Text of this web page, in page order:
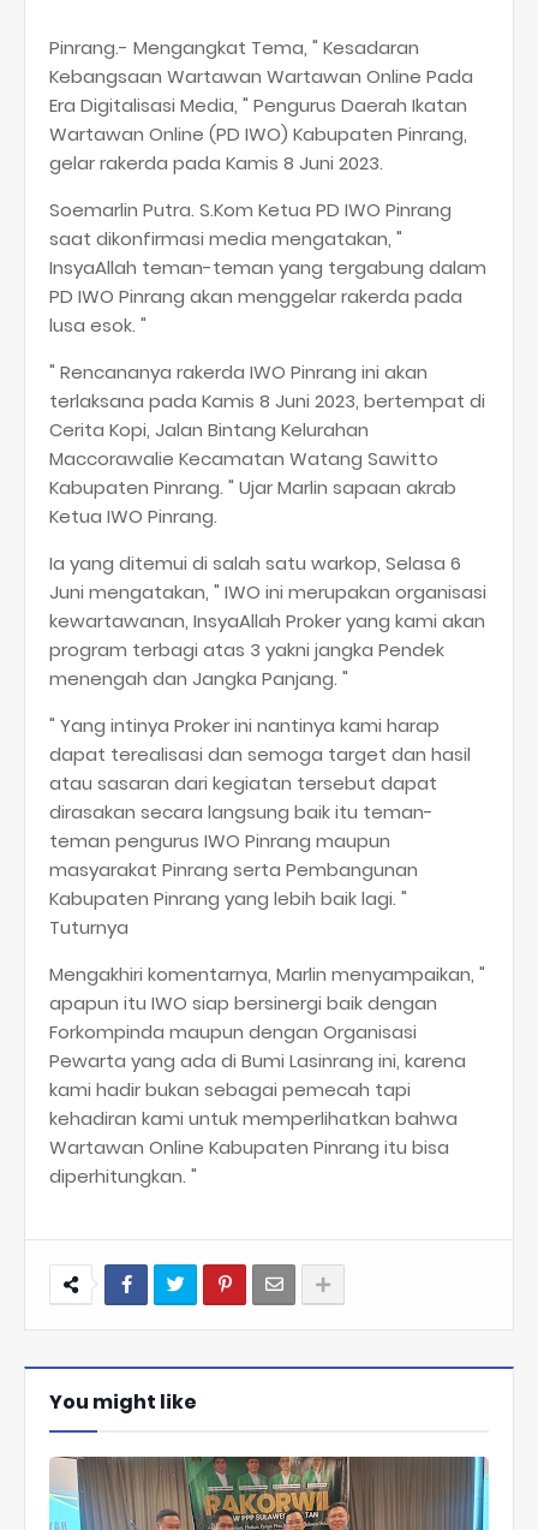
Pinrang.- Mengangkat Tema, " Kesadaran
Kebangsaan Wartawan Wartawan Online Pada
Era Digitalisasi Media, " Pengurus Daerah Ikatan
Wartawan Online (PD IWO) Kabupaten Pinrang,
gelar rakerda pada Kamis 8 Juni 2023.
Soemarlin Putra. S.Kom Ketua PD IWO Pinrang
saat dikonfirmasi media mengatakan, "
InsyaAllah teman-teman yang tergabung dalam
PD IWO Pinrang akan menggelar rakerda pada
lusa esok. "
" Rencananya rakerda IWO Pinrang ini akan
terlaksana pada Kamis 8 Juni 2023, bertempat di
Cerita Kopi, Jalan Bintang Kelurahan
Maccorawalie Kecamatan Watang Sawitto
Kabupaten Pinrang. " Ujar Marlin sapaan akrab
Ketua IWO Pinrang.
Ia yang ditemui di salah satu warkop, Selasa 6
Juni mengatakan, " IWO ini merupakan organisasi
kewartawanan, InsyaAllah Proker yang kami akan
program terbagi atas 3 yakni jangka Pendek
menengah dan Jangka Panjang. "
" Yang intinya Proker ini nantinya kami harap
dapat terealisasi dan semoga target dan hasil
atau sasaran dari kegiatan tersebut dapat
dirasakan secara langsung baik itu teman-
teman pengurus IWO Pinrang maupun
masyarakat Pinrang serta Pembangunan
Kabupaten Pinrang yang lebih baik lagi. "
Tuturnya
Mengakhiri komentarnya, Marlin menyampaikan, "
apapun itu IWO siap bersinergi baik dengan
Forkompinda maupun dengan Organisasi
Pewarta yang ada di Bumi Lasinrang ini, karena
kami hadir bukan sebagai pemecah tapi
kehadiran kami untuk memperlihatkan bahwa
Wartawan Online Kabupaten Pinrang itu bisa
diperhitungkan. "
You might like